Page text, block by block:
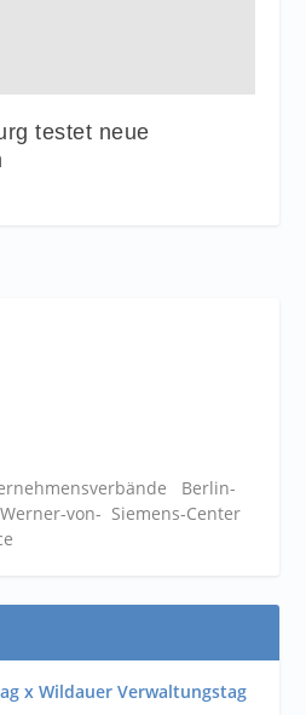
testet neue
Berlin-
von- Siemens-Center
x Wildauer Verwaltungstag